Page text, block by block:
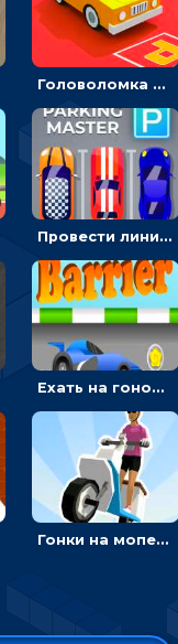
Головоломка Парк-стоянка: рисовать линии, чтобы парковать машины
Провести линию, чтобы припарковать машину на место и собрать монеты - гонки
Ехать на гоночной машине, чтобы обходить преграды и собирать звезды - для мальчиков
Гонки на мопеде с курьером: менять полосы движения, чтобы собирать деньги